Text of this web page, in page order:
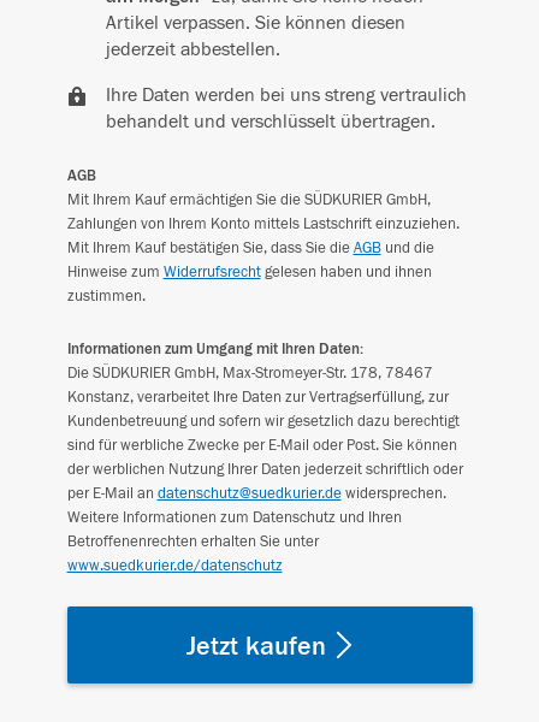
Artikel verpassen. Sie können diesen
jederzeit abbestellen.
Ihre Daten werden bei uns streng vertraulich
behandelt und verschlüsselt übertragen.
AGB
Mit Ihrem Kauf ermächtigen Sie die SÜDKURIER GmbH,
Zahlungen von Ihrem Konto mittels Lastschrift einzuziehen.
Mit Ihrem Kauf bestätigen Sie, dass Sie dieAGBund die
Hinweise zum Widerrufsrechtgelesen haben und ihnen
zustimmen.
Informationen zum Umgang mit Ihren Daten:
Die SÜDKURIER GmbH, Max-Stromeyer-Str. 178, 78467
Konstanz, verarbeitet Ihre Daten zur Vertragserfüllung, zur
Kundenbetreuung und sofern wir gesetzlich dazu berechtigt
sind für werbliche Zwecke per E-Mail oder Post. Sie können
der werblichen Nutzung Ihrer Daten jederzeit schriftlich oder
per E-Mail an datenschutz@suedkurier.dewidersprechen.
Weitere Informationen zum Datenschutz und Ihren
Betroffenenrechten erhalten Sie unter
www.suedkurier.de/datenschutz
Jetzt kaufen